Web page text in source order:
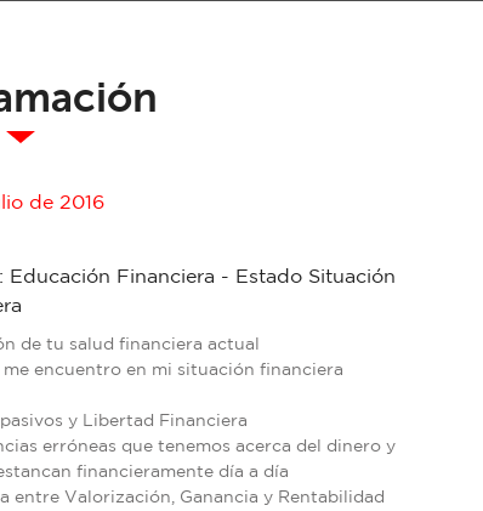
de 2016
Educación Financiera - Estado Situación
de tu salud financiera actual
me encuentro en mi situación financiera
y Libertad Financiera
erróneas que tenemos acerca del dinero y
financieramente día a día
entre Valorización, Ganancia y Rentabilidad